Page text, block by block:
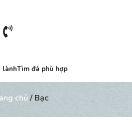
lànhTìm đá phù hợp
chủ / Bạc